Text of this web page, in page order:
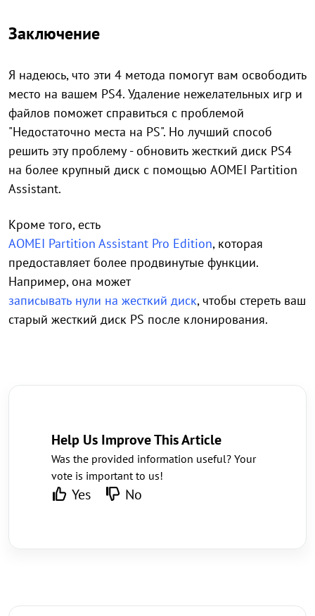
Заключение
Я надеюсь, что эти 4 метода помогут вам освободить
место на вашем PS4. Удаление нежелательных игр и
файлов поможет справиться с проблемой
"Недостаточно места на PS". Но лучший способ
решить эту проблему - обновить жесткий диск PS4
на более крупный диск с помощью AOMEI Partition
Assistant.
Кроме того, есть
AOMEI Partition Assistant Pro Edition, которая
предоставляет более продвинутые функции.
Например, она может
записывать нули на жесткий диск, чтобы стереть ваш
старый жесткий диск PS после клонирования.
Help Us Improve This Article
Was the provided information useful? Your
vote is important to us!
Yes No